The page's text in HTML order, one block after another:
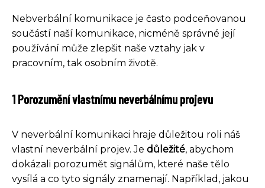
Nebverbální komunikace je často podceňovanou
součástí naší komunikace, nicméně správné její
používání může zlepšit naše vztahy jak v
pracovním, tak osobním životě.
1 Porozumění vlastnímu neverbálnímu projevu
V neverbální komunikaci hraje důležitou roli náš
vlastní neverbální projev. Je důležité, abychom
dokázali porozumět signálům, které naše tělo
vysílá a co tyto signály znamenají. Například, jakou